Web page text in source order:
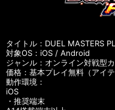
タイトル：DUEL MASTERS
対象OS：iOS / Android
ジャンル：オンライン対戦型
価格：基本プレイ無料（アイテ
動作環境：
iOS
・推奨端末